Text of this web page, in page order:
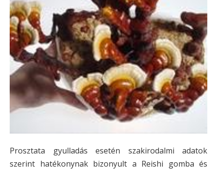
Prosztata gyulladás esetén szakirodalmi adatok
szerint hatékonynak bizonyult a Reishi gomba és